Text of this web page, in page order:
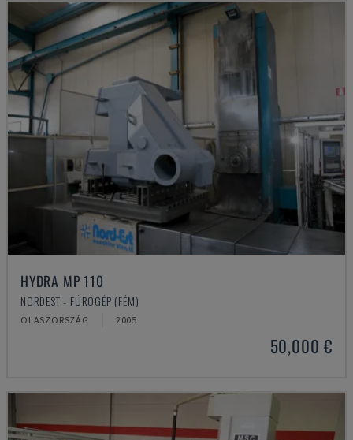
HYDRA MP 110
NORDEST - FÚRÓGÉP (FÉM)
OLASZORSZÁG 2005
50,000 €